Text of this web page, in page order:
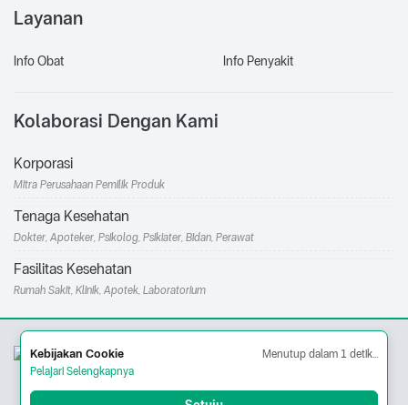
Kebijakan Cookie Menutup dalam 1detik...
Pelajari Selengkapnya
Layanan
Info Obat Info Penyakit
Kolaborasi Dengan Kami
Korporasi
Mitra Perusahaan Pemilik Produk
Tenaga Kesehatan
Dokter, Apoteker, Psikolog, Psikiater, Bidan, Perawat
Fasilitas Kesehatan
Rumah Sakit, Klinik, Apotek, Laboratorium